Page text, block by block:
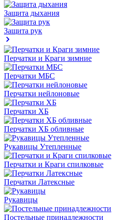
Защита дыхания
Защита рук
Перчатки и Краги зимние
Перчатки МБС
Перчатки нейлоновые
Перчатки ХБ
Перчатки ХБ обливные
Рукавицы Утепленные
Перчатки и Краги спилковые
Перчатки Латексные
Рукавицы
Постельные принадлежности